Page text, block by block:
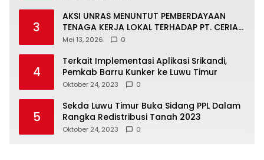
3
AKSI UNRAS MENUNTUT PEMBERDAYAAN
TENAGA KERJA LOKAL TERHADAP PT. CERIA
NUGRAHA LESTARI
Mei 13, 2026 0
4
Terkait Implementasi Aplikasi Srikandi,
Pemkab Barru Kunker ke Luwu Timur
Oktober 24, 2023 0
5
Sekda Luwu Timur Buka Sidang PPL Dalam
Rangka Redistribusi Tanah 2023
Oktober 24, 2023 0